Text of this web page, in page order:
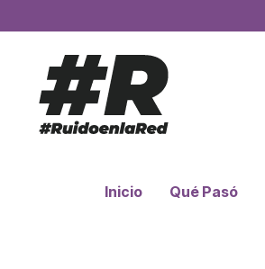
Inicio Qué Pasó